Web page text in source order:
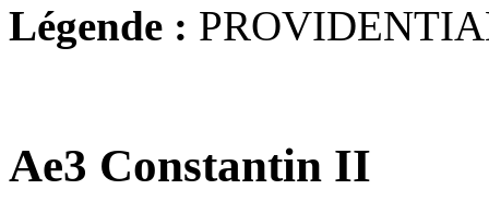
Légende :
Ae3 Constantin II